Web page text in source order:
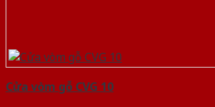
Cửa vòm gỗ CVG 10